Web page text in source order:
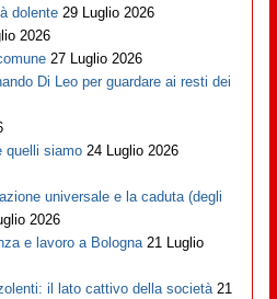
dolente 29 Luglio 2026
2026
27 Luglio 2026
Di Leo per guardare ai resti dei
quelli siamo 24 Luglio 2026
universale e la caduta (degli
2026
e lavoro a Bologna 21 Luglio
il lato cattivo della società 21